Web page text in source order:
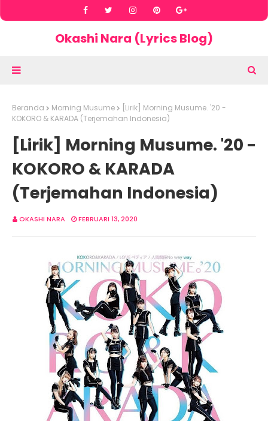
Okashi Nara (Lyrics Blog)
Beranda Morning Musume
[Lirik] Morning Musume. '20 -
KOKORO & KARADA (Terjemahan Indonesia)
[Lirik] Morning Musume. '20 -
KOKORO & KARADA
(Terjemahan Indonesia)
OKASHI NARA FEBRUARI 13, 2020